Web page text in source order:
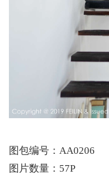
图包编号：AA0206
图片数量：57P